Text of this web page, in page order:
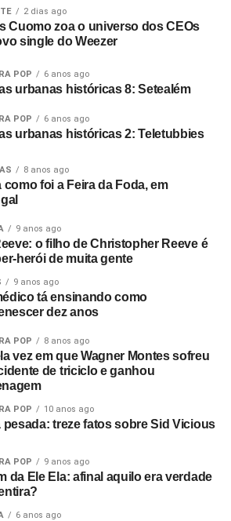
2 dias ago
Cuomo zoa o universo dos CEOs
single do Weezer
POP 6 anos ago
urbanas históricas 8: Setealém
POP 6 anos ago
urbanas históricas 2: Teletubbies
8 anos ago
como foi a Feira da Foda, em
9 anos ago
o filho de Christopher Reeve é
herói de muita gente
9 anos ago
tá ensinando como
dez anos
POP 8 anos ago
vez em que Wagner Montes sofreu
de triciclo e ganhou
POP 10 anos ago
pesada: treze fatos sobre Sid Vicious
POP 9 anos ago
da Ele Ela: afinal aquilo era verdade
6 anos ago